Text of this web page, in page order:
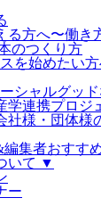
る方へ〜働き
のつくり方
を始めたい
シャルグッ
学連携プロジ
社様・団体様
集者おすす
いて ▼
ー